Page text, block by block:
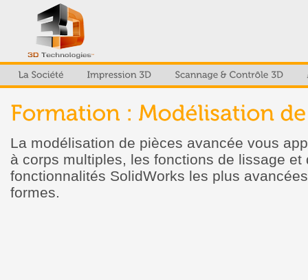
La modélisation de pièces avancée vous
à corps multiples, les fonctions de lissage et
fonctionnalités SolidWorks les plus
formes.